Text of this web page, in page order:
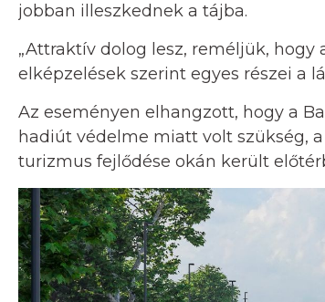
jobban illeszkednek a tájba.
„Attraktív dolog lesz, reméljük, hogy
elképzelések szerint egyes részei a
Az eseményen elhangzott, hogy a
hadiút védelme miatt volt szükség,
turizmus fejlődése okán került